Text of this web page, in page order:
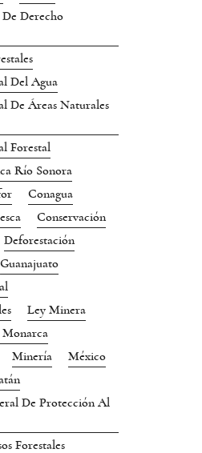
Derecho
Del Agua
De Áreas Naturales
Forestal
Río Sonora
Conagua
Conservación
Deforestación
Guanajuato
Ley Minera
Monarca
Minería
México
De Protección Al
Forestales